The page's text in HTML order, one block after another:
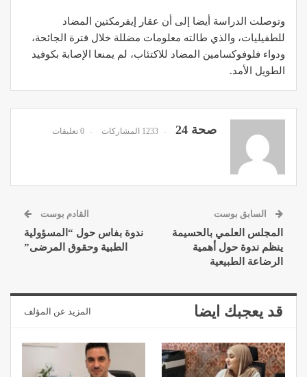
وتوصلت الدراسة أيضا إلى أن عقار إيفرمكتين المضاد
للطفيليات، والذي طالته معلومات مضللة خلال فترة الجائحة،
ودواء فلوفوكسامين المضاد للاكتئاب، لم يمنعا الإصابة بكوفيد
الطويل الأمد.
صحة 24 1233 المشاركات 0 تعليقات
السابق بوست
المجلس العلمي بالحسيمة
ينظم ندوة حول أهمية
الرضاعة الطبيعية
القادم بوست
ندوة بفاس حول “المسؤولية
الطبية وحقوق المرضى”
قد يعجبك ايضا المزيد عن المؤلف